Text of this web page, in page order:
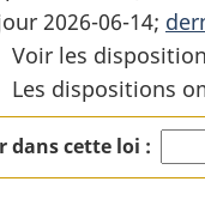
:
Loi
sur
le
2026-06-14;
Voir les
Les dispositions
dans cette loi :